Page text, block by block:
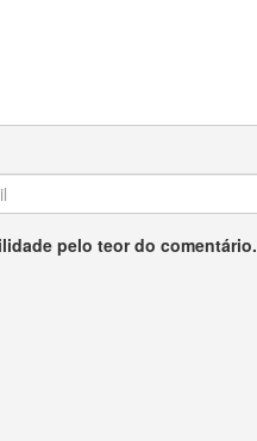
pelo teor do comentário.